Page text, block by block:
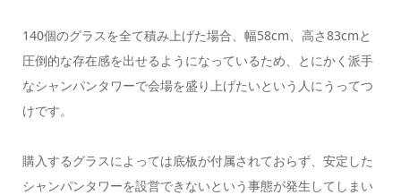
140個のグラスを全て積み上げた場合、幅58cm、高さ83cmと
圧倒的な存在感を出せるようになっているため、とにかく派手
なシャンパンタワーで会場を盛り上げたいという人にうってつ
けです。
購入するグラスによっては底板が付属されておらず、安定した
シャンパンタワーを設営できないという事態が発生してしまい